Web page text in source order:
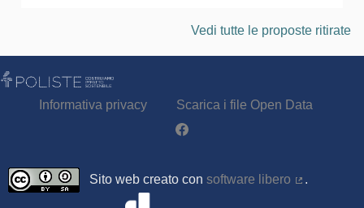
Vedi tutte le proposte ritirate
Informativa privacy
Scarica i file Open Data
Partecipa - Poliste su Facebook
Sito web creato con software libero
.